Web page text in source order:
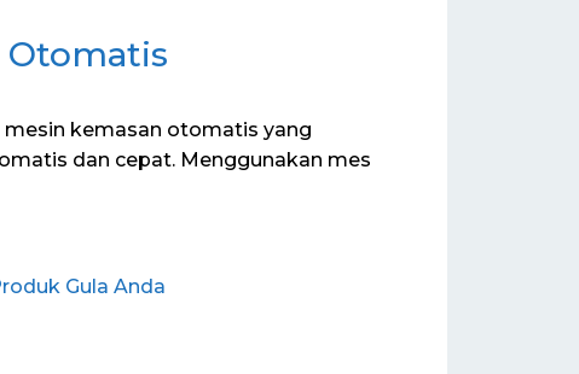
Otomatis
kemasan otomatis yang
dan cepat. Menggunakan mes